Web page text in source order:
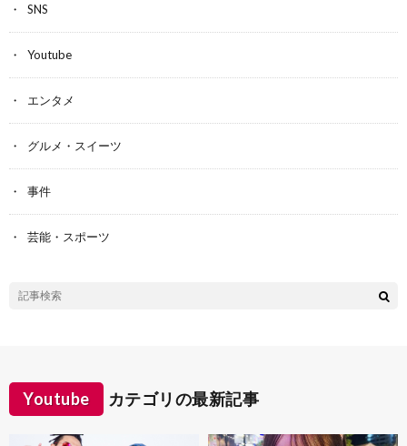
SNS
Youtube
エンタメ
グルメ・スイーツ
事件
芸能・スポーツ
Youtube カテゴリの最新記事